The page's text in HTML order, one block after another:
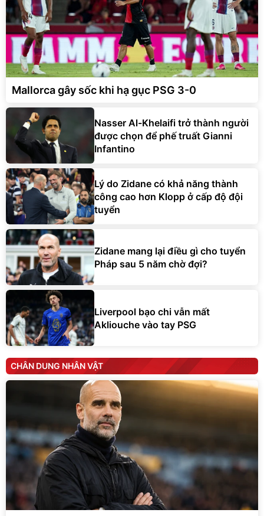
Mallorca gây sốc khi hạ gục PSG 3-0
Nasser Al-Khelaifi trở thành người
được chọn để phế truất Gianni
Infantino
Lý do Zidane có khả năng thành
công cao hơn Klopp ở cấp độ đội
tuyển
Zidane mang lại điều gì cho tuyển
Pháp sau 5 năm chờ đợi?
Liverpool bạo chi vẫn mất
Akliouche vào tay PSG
CHÂN DUNG NHÂN VẬT